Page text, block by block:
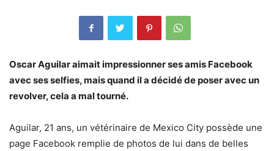
Oscar Aguilar aimait impressionner ses amis Facebook
avec ses selfies, mais quand il a décidé de poser avec un
revolver, cela a mal tourné.
Aguilar, 21 ans, un vétérinaire de Mexico City possède une
page Facebook remplie de photos de lui dans de belles